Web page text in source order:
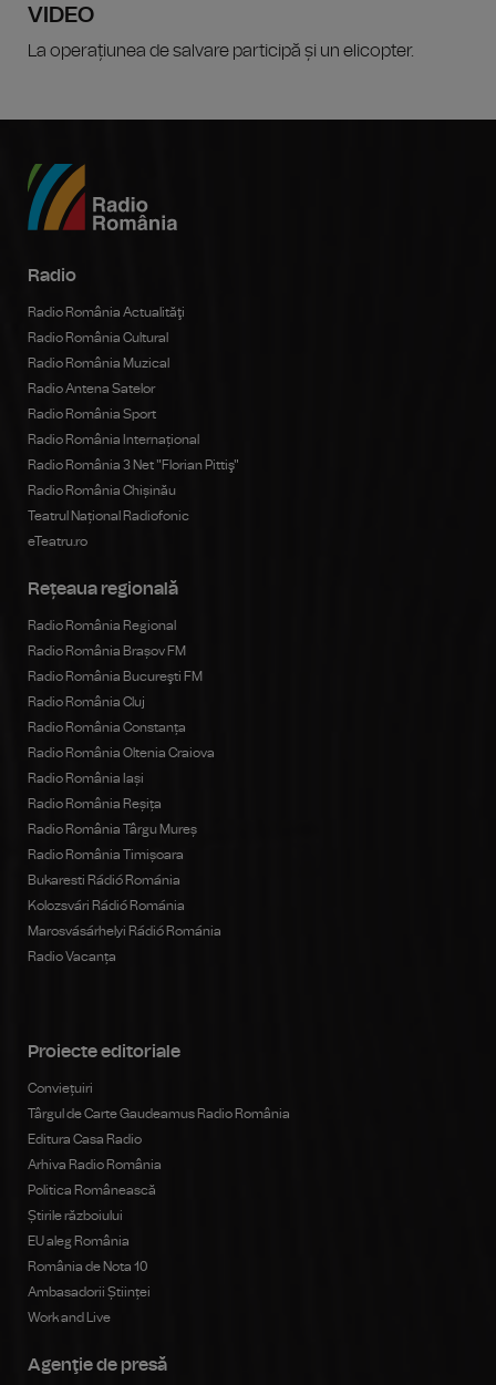
VIDEO
La operațiunea de salvare participă și un elicopter.
Radio
Radio România Actualităţi
Radio România Cultural
Radio România Muzical
Radio Antena Satelor
Radio România Sport
Radio România Internațional
Radio România 3 Net "Florian Pittiş"
Radio România Chișinău
Teatrul Național Radiofonic
eTeatru.ro
Rețeaua regională
Radio România Regional
Radio România Brașov FM
Radio România Bucureşti FM
Radio România Cluj
Radio România Constanța
Radio România Oltenia Craiova
Radio România Iași
Radio România Reșița
Radio România Târgu Mureș
Radio România Timișoara
Bukaresti Rádió Románia
Kolozsvári Rádió Románia
Marosvásárhelyi Rádió Románia
Radio Vacanța
Proiecte editoriale
Conviețuiri
Târgul de Carte Gaudeamus Radio România
Editura Casa Radio
Arhiva Radio România
Politica Românească
Știrile războiului
EU aleg România
România de Nota 10
Ambasadorii Științei
Work and Live
Agenţie de presă